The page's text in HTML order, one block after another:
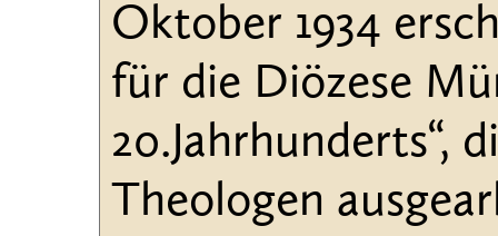
Oktober 1934
für die Diözese
20.Jahrhunderts“,
Theologen